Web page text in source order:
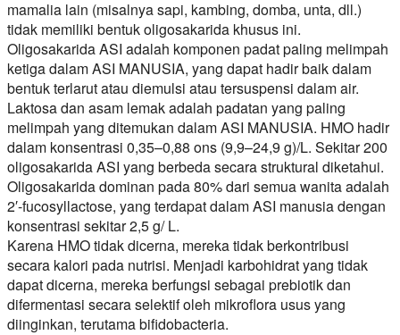
mamalia lain (misalnya sapi, kambing, domba, unta, dll.)
tidak memiliki bentuk oligosakarida khusus ini.
Oligosakarida ASI adalah komponen padat paling melimpah
ketiga dalam ASI MANUSIA, yang dapat hadir baik dalam
bentuk terlarut atau diemulsi atau tersuspensi dalam air.
Laktosa dan asam lemak adalah padatan yang paling
melimpah yang ditemukan dalam ASI MANUSIA. HMO hadir
dalam konsentrasi 0,35–0,88 ons (9,9–24,9 g)/L. Sekitar 200
oligosakarida ASI yang berbeda secara struktural diketahui.
Oligosakarida dominan pada 80% dari semua wanita adalah
2′-fucosyllactose, yang terdapat dalam ASI manusia dengan
konsentrasi sekitar 2,5 g/ L.
Karena HMO tidak dicerna, mereka tidak berkontribusi
secara kalori pada nutrisi. Menjadi karbohidrat yang tidak
dapat dicerna, mereka berfungsi sebagai prebiotik dan
difermentasi secara selektif oleh mikroflora usus yang
diinginkan, terutama bifidobacteria.